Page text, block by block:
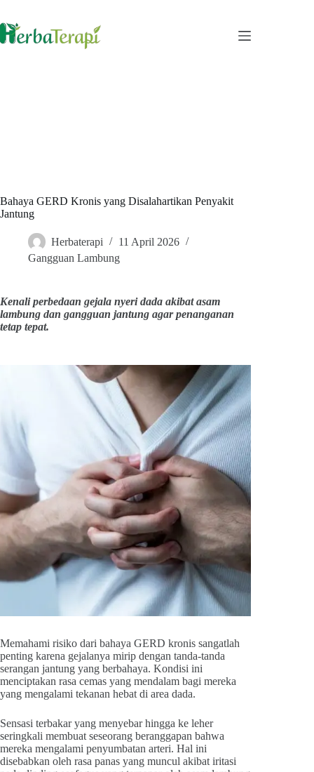
content
Bahaya GERD Kronis yang Disalahartikan Penyakit
Jantung
Herbaterapi
11 April 2026
Gangguan Lambung
Kenali perbedaan gejala nyeri dada akibat asam
lambung dan gangguan jantung agar penanganan
tetap tepat.
Memahami risiko dari bahaya GERD kronis sangatlah
penting karena gejalanya mirip dengan tanda-tanda
serangan jantung yang berbahaya. Kondisi ini
menciptakan rasa cemas yang mendalam bagi mereka
yang mengalami tekanan hebat di area dada.
Sensasi terbakar yang menyebar hingga ke leher
seringkali membuat seseorang beranggapan bahwa
mereka mengalami penyumbatan arteri. Hal ini
disebabkan oleh rasa panas yang muncul akibat iritasi